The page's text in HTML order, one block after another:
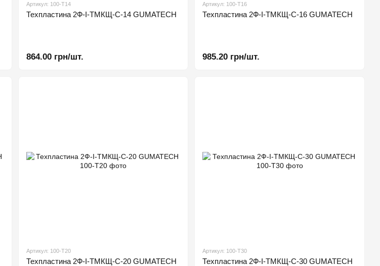
Артикул: 100-Т14
Техпластина 2Ф-І-ТМКЩ-С-14 GUMATECH
864.00 грн/шт.
Артикул: 100-Т16
Техпластина 2Ф-І-ТМКЩ-С-16 GUMATECH
985.20 грн/шт.
Артикул: 100-Т20
Техпластина 2Ф-І-ТМКЩ-С-20 GUMATECH
Артикул: 100-Т30
Техпластина 2Ф-І-ТМКЩ-С-30 GUMATECH